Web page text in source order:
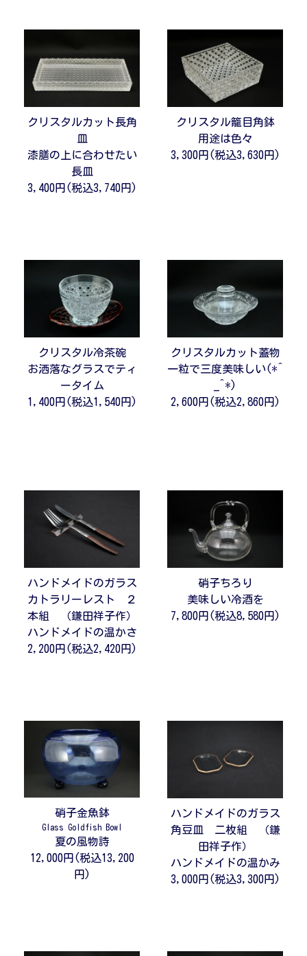
クリスタルカット長角
皿
漆膳の上に合わせたい
長皿
3,400円(税込3,740円)
クリスタル籠目角鉢
用途は色々
3,300円(税込3,630円)
クリスタル冷茶碗
お洒落なグラスでティ
ータイム
1,400円(税込1,540円)
クリスタルカット蓋物
一粒で三度美味しい(*^
_^*)
2,600円(税込2,860円)
ハンドメイドのガラス
カトラリーレスト ２
本組 （鎌田祥子作）
ハンドメイドの温かさ
2,200円(税込2,420円)
硝子ちろり
美味しい冷酒を
7,800円(税込8,580円)
硝子金魚鉢
Glass Goldfish Bowl
夏の風物詩
12,000円(税込13,200
円)
ハンドメイドのガラス
角豆皿 二枚組 （鎌
田祥子作）
ハンドメイドの温かみ
3,000円(税込3,300円)